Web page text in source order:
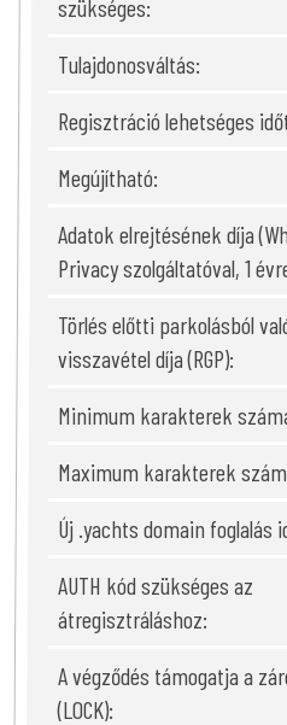
szükséges:
Tulajdonosváltás:
Regisztráció lehetséges
Megújítható:
Adatok elrejtésének díja
Privacy szolgáltatóval, 1
Törlés előtti parkolásból
visszavétel díja (RGP):
Minimum karakterek
Maximum karakterek
Új .yachts domain foglalás
AUTH kód szükséges az
átregisztráláshoz:
A végződés támogatja a
(LOCK):